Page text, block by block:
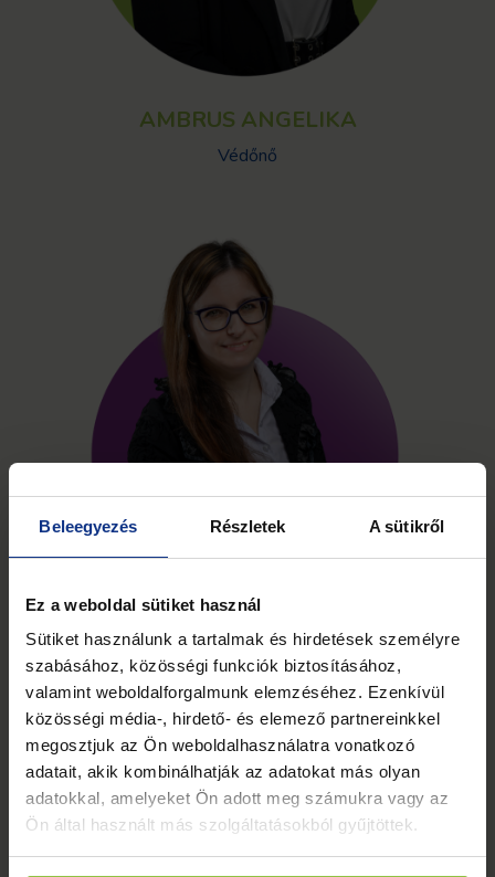
Beleegyezés Részletek A sütikről
Ez a weboldal sütiket használ
Sütiket használunk a tartalmak és hirdetések személyre
szabásához, közösségi funkciók biztosításához,
valamint weboldalforgalmunk elemzéséhez. Ezenkívül
közösségi média-, hirdető- és elemező partnereinkkel
megosztjuk az Ön weboldalhasználatra vonatkozó
adatait, akik kombinálhatják az adatokat más olyan
adatokkal, amelyeket Ön adott meg számukra vagy az
Ön által használt más szolgáltatásokból gyűjtöttek.
AMBRUS ANGELIKA
Védőnő
DR. EGRI TÍMEA
Okleveles gyógypedagógus, Tanszékvezető,
egyetemi docens